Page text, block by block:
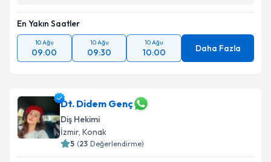
En Yakın Saatler
10 Ağu
09:00
10 Ağu
09:30
10 Ağu
10:00 Daha Fazla
Dt. Didem Genç
Diş Hekimi
İzmir, Konak
5 (23 Değerlendirme)